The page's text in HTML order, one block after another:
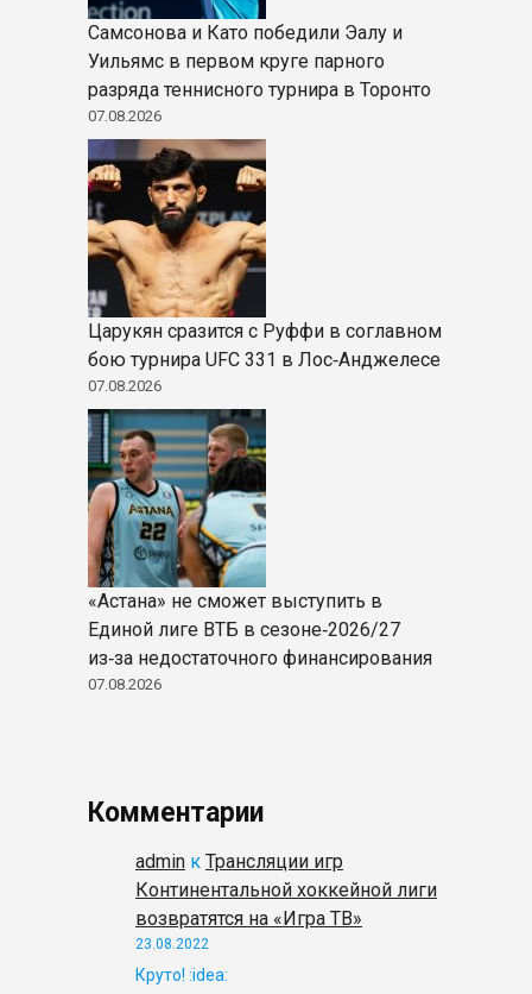
Самсонова и Като победили Эалу и
Уильямс в первом круге парного
разряда теннисного турнира в Торонто
07.08.2026
Царукян сразится с Руффи в соглавном
бою турнира UFC 331 в Лос‑Анджелесе
07.08.2026
«Астана» не сможет выступить в
Единой лиге ВТБ в сезоне‑2026/27
из‑за недостаточного финансирования
07.08.2026
Комментарии
admin к Трансляции игр
Континентальной хоккейной лиги
возвратятся на «Игра ТВ»
23.08.2022
Круто! :idea: